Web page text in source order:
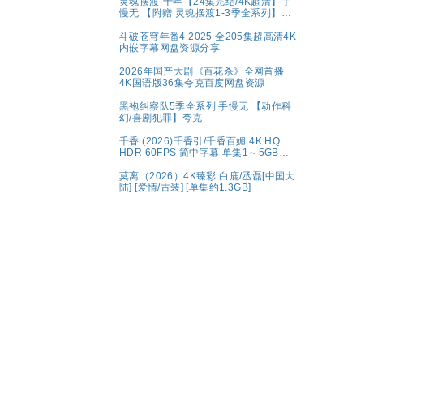
慢无 【附赠 灵魂摆渡1-3季全系列】夸
斗破苍穹年番4 2025 全205集超高清4K
内嵌字幕网盘资源分享
2026年国产大剧《百花杀》全网首播
4K国语版36集夸克百度网盘资源
黑袍纠察队5季全系列 手慢无 【动作科
幻/喜剧犯罪】夸克
千香 (2026)千香引/千香百媚 4K HQ
HDR 60FPS 简中字幕 单集1～5GB】
莫离（2026）4K臻彩 白鹿/丞磊[中国大
陆] [爱情/古装] [单集约1.3GB]